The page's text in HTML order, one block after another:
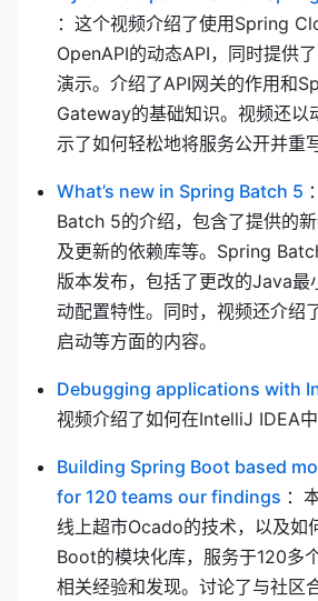
：这个视频介绍了使用Spring
OpenAPI的动态API，同时提供
演示。介绍了API网关的作用和
Gateway的基础知识。视频还以
示了如何轻松地将服务公开并重
What’s new in Spring Batch 5
Batch 5的介绍，包含了提供的
及更新的依赖库等。Spring
版本发布，包括了更改的Java最
动配置特性。同时，视频还介绍
启动等方面的内容。
Debugging applications with
视频介绍了如何在IntelliJ IDEA中
Building Spring Boot based
for 120 teams our findings ：
线上超市Ocado的技术，以及如
Boot的模块化库，服务于120多
相关经验和发现。讨论了与社区